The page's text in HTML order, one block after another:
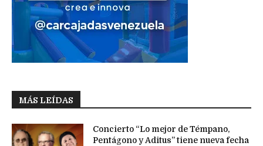
MÁS LEÍDAS
Concierto “Lo mejor de Témpano,
Pentágono y Aditus” tiene nueva fecha